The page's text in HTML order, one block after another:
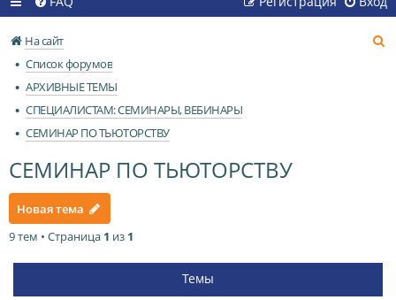
На сайт
Список форумов
АРХИВНЫЕ ТЕМЫ
СПЕЦИАЛИСТАМ: СЕМИНАРЫ, ВЕБИНАРЫ
СЕМИНАР ПО ТЬЮТОРСТВУ
СЕМИНАР ПО ТЬЮТОРСТВУ
Новая тема
9 тем • Страница 1 из 1
Темы